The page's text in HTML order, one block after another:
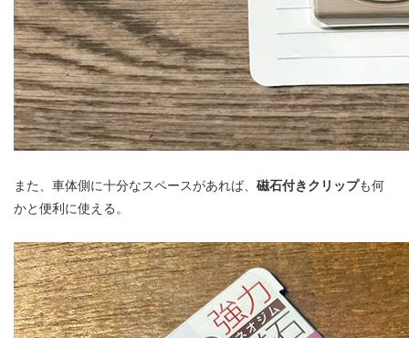
また、車体側に十分なスペースがあれば、 磁石付きクリップも何
かと便利に使える。